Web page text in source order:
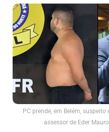
PC prende, em Belém,
assessor de Eder